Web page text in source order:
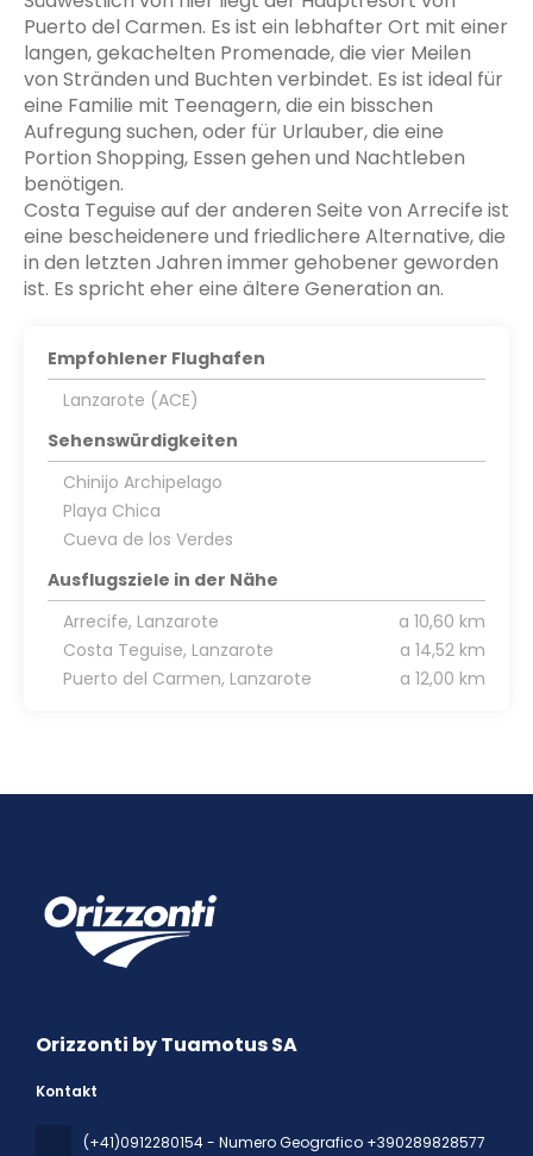
Puerto del Carmen. Es ist ein lebhafter Ort mit einer
langen, gekachelten Promenade, die vier Meilen
von Stränden und Buchten verbindet. Es ist ideal für
eine Familie mit Teenagern, die ein bisschen
Aufregung suchen, oder für Urlauber, die eine
Portion Shopping, Essen gehen und Nachtleben
benötigen.
Costa Teguise auf der anderen Seite von Arrecife ist
eine bescheidenere und friedlichere Alternative, die
in den letzten Jahren immer gehobener geworden
Empfohlener Flughafen
Lanzarote (ACE)
Sehenswürdigkeiten
Chinijo Archipelago
Playa Chica
Cueva de los Verdes
Ausflugsziele in der Nähe
Arrecife, Lanzarote
a 10,60 km
Costa Teguise, Lanzarote
a 14,52 km
Puerto del Carmen, Lanzarote
a 12,00 km
Orizzonti by Tuamotus SA
Kontakt
(+41)0912280154 - Numero Geografico +390289828577